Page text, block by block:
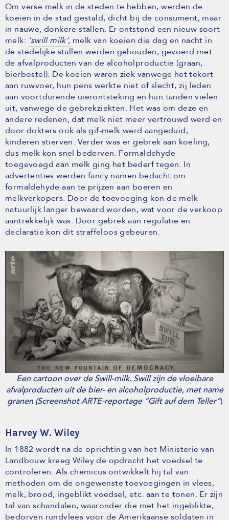
Om verse melk in de steden te hebben, werden de
koeien in de stad gestald, dicht bij de consument, maar
in nauwe, donkere stallen. Er ontstond een nieuw soort
melk: ‘swill milk’, melk van koeien die dag en nacht in
de stedelijke stallen werden gehouden, gevoerd met
de afvalproducten van de alcoholproductie (graan,
bierbostel). De koeien waren ziek vanwege het tekort
aan ruwvoer, hun pens werkte niet of slecht, zij leden
aan voortdurende uierontsteking en hun tanden vielen
uit, vanwege de gebrekziekten. Het was om deze en
andere redenen, dat melk niet meer vertrouwd werd en
door dokters ook als gif-melk werd aangeduid;
kinderen stierven. Verder was er gebrek aan koeling,
dus melk kon snel bederven. Formaldehyde
toegevoegd aan melk ging het bederf tegen. In
advertenties werden fancy namen bedacht om
formaldehyde aan te prijzen aan boeren en
melkverkopers. Door de toevoeging kon de melk
natuurlijk langer bewaard worden, wat voor de verkoop
aantrekkelijk was. Door gebrek aan regulatie en
declaratie kon dit straffeloos gebeuren.
Een cartoon over de Swill-milk. Swill zijn de vloeibare
afvalproducten uit de bier- en alcoholproductie, met name
granen (Screenshot ARTE-reportage “Gift auf dem Teller”)
Harvey W. Wiley
In 1882 wordt na de oprichting van het Ministerie van
Landbouw kreeg Wiley de opdracht het voedsel te
controleren. Als chemicus ontwikkelt hij tal van
methoden om de ongewenste toevoegingen in vlees,
melk, brood, ingeblikt voedsel, etc. aan te tonen. Er zijn
tal van schandalen, waaronder die met het ingeblikte,
bedorven rundvlees voor de Amerikaanse soldaten in